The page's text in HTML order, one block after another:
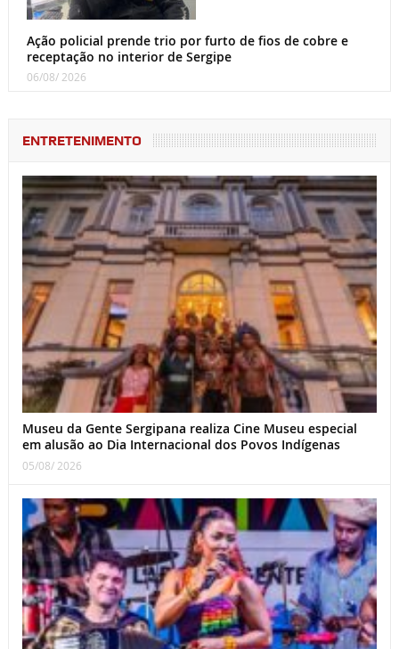
Ação policial prende trio por furto de fios de cobre e
receptação no interior de Sergipe
06/08/ 2026
ENTRETENIMENTO
Museu da Gente Sergipana realiza Cine Museu especial
em alusão ao Dia Internacional dos Povos Indígenas
05/08/ 2026